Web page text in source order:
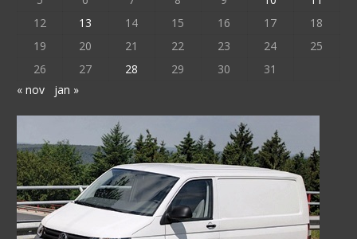
12
13 14 15 16 17
18
19
20 21 22 23 24
25
26
27 28 29 30
31
« nov
jan »